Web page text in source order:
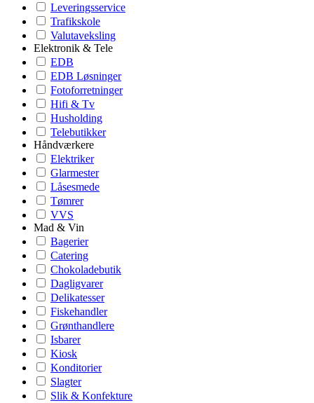
Leveringsservice
Trafikskole
Valutaveksling
Elektronik & Tele
EDB
EDB Løsninger
Fotoforretninger
Hifi & Tv
Husholding
Telebutikker
Håndværkere
Elektriker
Glarmester
Låsesmede
Tømrer
VVS
Mad & Vin
Bagerier
Catering
Chokoladebutik
Dagligvarer
Delikatesser
Fiskehandler
Grønthandlere
Isbarer
Kiosk
Konditorier
Slagter
Slik & Konfekture